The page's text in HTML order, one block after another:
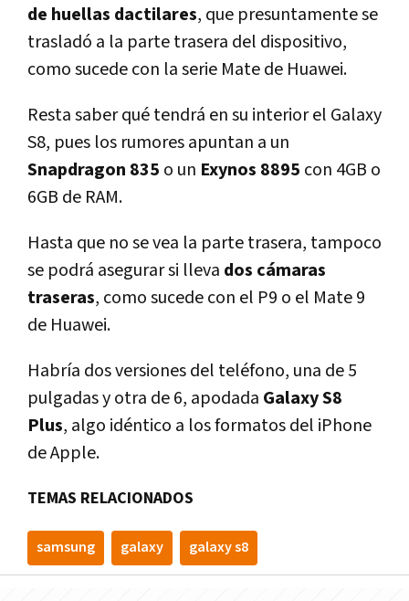
de huellas dactilares, que presuntamente se
trasladó a la parte trasera del dispositivo,
como sucede con la serie Mate de Huawei.
Resta saber qué tendrá en su interior el Galaxy
S8, pues los rumores apuntan a un
Snapdragon 835 o un Exynos 8895 con 4GB o
6GB de RAM.
Hasta que no se vea la parte trasera, tampoco
se podrá asegurar si lleva dos cámaras
traseras, como sucede con el P9 o el Mate 9
de Huawei.
Habría dos versiones del teléfono, una de 5
pulgadas y otra de 6, apodada Galaxy S8
Plus, algo idéntico a los formatos del iPhone
de Apple.
TEMAS RELACIONADOS
samsung galaxy galaxy s8